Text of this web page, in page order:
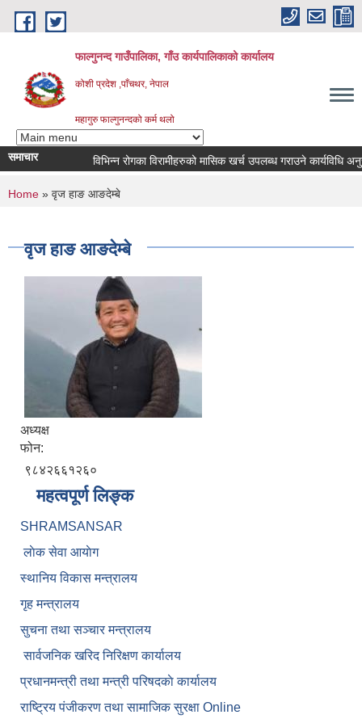
Skip to main content
फाल्गुनन्द गाउँपालिका, गाँउ कार्यपालिकाको कार्यालय
कोशी प्रदेश ,पाँचथर, नेपाल
महागुरु फाल्गुनन्दको कर्म थलो
समाचार विभिन्न रोगका विरामीहरुको मासिक खर्च उपलब्ध गराउने कार्यविधि
You are here
Home » वृज हाङ आङदेम्बे
वृज हाङ आङदेम्बे
अध्यक्ष
फोन:
९८४२६६१२६०
महत्वपूर्ण लिङ्क
SHRAMSANSAR
लाेक सेवा आयाेग
स्थानिय विकास मन्त्रालय
गृह मन्त्रालय
सुचना तथा सञ्चार मन्त्रालय
सार्वजनिक खरिद निरिक्षण कार्यालय
प्रधानमन्त्री तथा मन्त्री परिषदकाे कार्यालय
राष्ट्रिय पंजीकरण तथा सामाजिक सुरक्षा Online